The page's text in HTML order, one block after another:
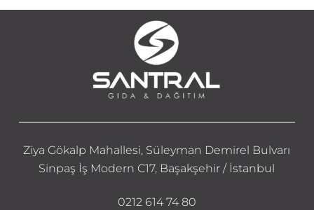
Ziya Gökalp Mahallesi, Süleyman Demirel Bulvarı
Sinpaş İş Modern C17, Başakşehir / İstanbul
0212 614 74 80